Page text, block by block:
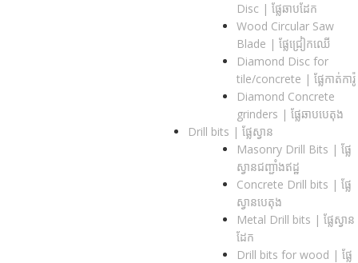
Disc | ផ្លែឆាបដែក
Wood Circular Saw
Blade | ផ្លែជ្រៀកឈើ
Diamond Disc for
tile/concrete​ | ផ្លែកាត់ការ៉ូ
Diamond Concrete
grinders | ផ្លែឆាបបេតុង
Drill bits |​ ផ្លែស្វាន
Masonry Drill Bits |​ ផ្លែ
ស្វានជញ្ជាំងឥដ្ឋ
Concrete Drill bits |​ ផ្លែ
ស្វានបេតុង
Metal Drill bits |​ ផ្លែស្វាន
ដែក
Drill bits for wood |​ ផ្លែ